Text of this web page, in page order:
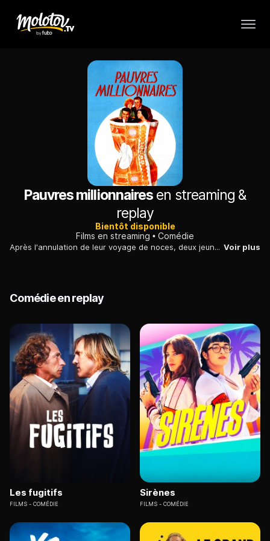
Pauvres millionnaires en streaming &
replay
Bientôt disponible
Films en streaming
Comédie
Après l'annulation de leur voyage de noces, deux jeunes couples romains sont contraints de cohabiter dans un appartement sans fenêtres... Voir plus
Comédie en replay
Les fugitifs
FILMS COMÉDIE
Sirènes
FILMS COMÉDIE